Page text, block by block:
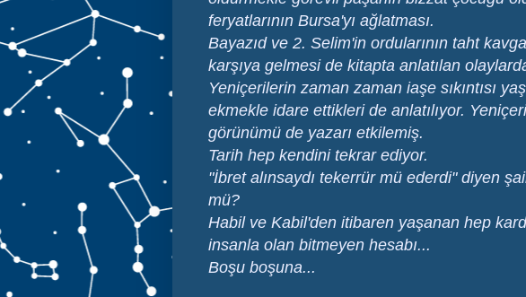
feryatlarının Bursa'yı ağlatması.
Bayazıd ve 2. Selim'in ordularının taht
karşıya gelmesi de kitapta anlatılan
Yeniçerilerin zaman zaman iaşe sıkıntısı
ekmekle idare ettikleri de anlatılıyor.
görünümü de yazarı etkilemiş.
Tarih hep kendini tekrar ediyor.
"İbret alınsaydı tekerrür mü ederdi" diyen
mü?
Habil ve Kabil'den itibaren yaşanan hep
insanla olan bitmeyen hesabı...
Boşu boşuna...